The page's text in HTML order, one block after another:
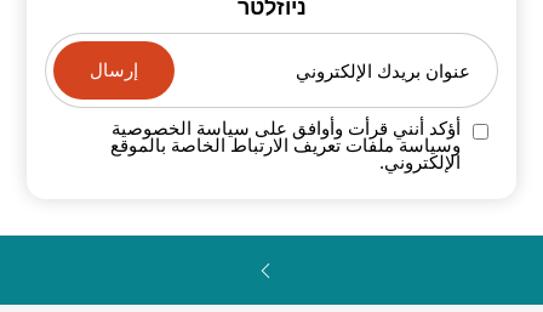
ניוזלטר
عنوان بريدك الإلكتروني
أؤكد أنني قرأت وأوافق على سياسة الخصوصية
وسياسة ملفات تعريف الارتباط الخاصة بالموقع
الإلكتروني.